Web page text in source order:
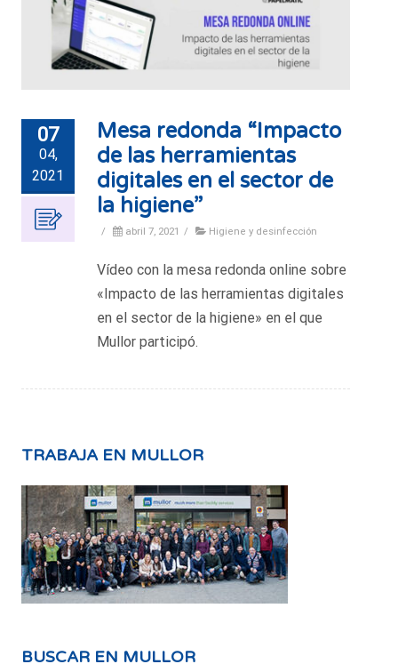
07
04,
2021
Mesa redonda “Impacto
de las herramientas
digitales en el sector de
la higiene”
/ abril 7, 2021 / Higiene y desinfección
Vídeo con la mesa redonda online sobre
«Impacto de las herramientas digitales
en el sector de la higiene» en el que
Mullor participó.
TRABAJA EN MULLOR
BUSCAR EN MULLOR